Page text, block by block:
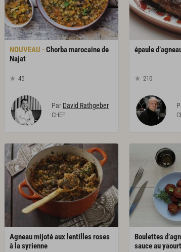
Chorba marocaine de
Najat
45
Par David Rathgeber
CHEF
épaule
210
Agneau mijoté aux lentilles roses
à la syrienne
Boulettes
sauce au yaourt